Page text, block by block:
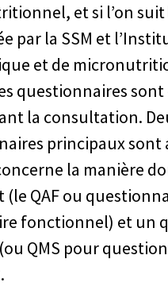
et si l’on
par la SSM et
et de
questionnaires
la consultation.
principaux sont
la manière
(le QAF ou
fonctionnel) et un
QMS pour